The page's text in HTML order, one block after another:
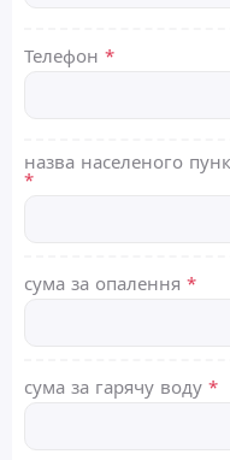
Телефон *
назва населеного
*
сума за опалення *
сума за гарячу воду *